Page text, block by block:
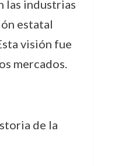
las industrias
estatal
visión fue
mercados.
de la